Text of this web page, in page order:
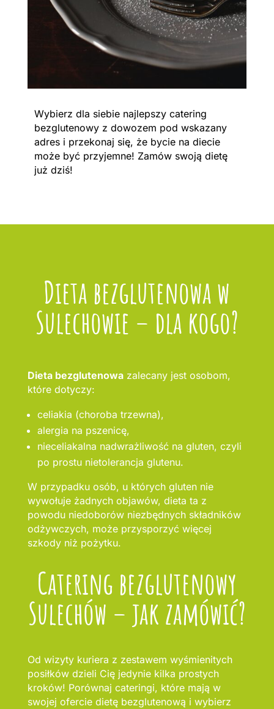
Wybierz dla siebie najlepszy catering
bezglutenowy z dowozem pod wskazany
adres i przekonaj się, że bycie na diecie
może być przyjemne! Zamów swoją dietę
już dziś!
Dieta bezglutenowa w
Sulechowie – dla kogo?
Dieta bezglutenowazalecany jest osobom,
które dotyczy:
celiakia (choroba trzewna),
alergia na pszenicę,
nieceliakalna nadwrażliwość na gluten, czyli
po prostu nietolerancja glutenu.
W przypadku osób, u których gluten nie
wywołuje żadnych objawów, dieta ta z
powodu niedoborów niezbędnych składników
odżywczych, może przysporzyć więcej
szkody niż pożytku.
Catering bezglutenowy
Sulechów – jak zamówić?
Od wizyty kuriera z zestawem wyśmienitych
posiłków dzieli Cię jedynie kilka prostych
kroków! Porównaj cateringi, które mają w
swojej ofercie dietę bezglutenową i wybierz